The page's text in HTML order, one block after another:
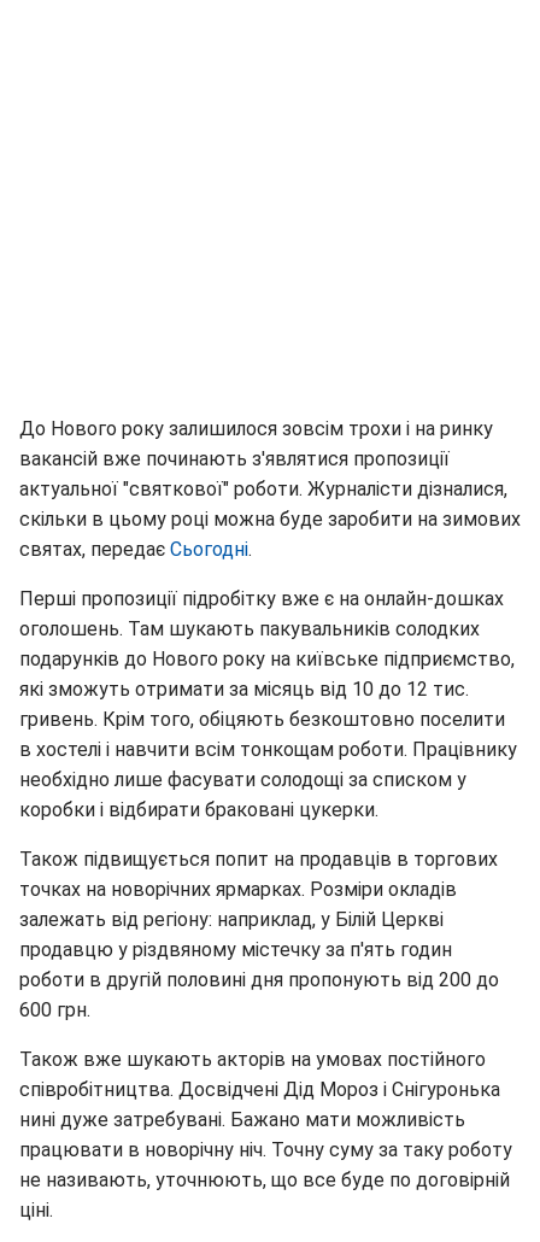
До Нового року залишилося зовсім трохи і на ринку
вакансій вже починають з'являтися пропозиції
актуальної "святкової" роботи. Журналісти дізналися,
скільки в цьому році можна буде заробити на зимових
святах, передає Сьогодні.
Перші пропозиції підробітку вже є на онлайн-дошках
оголошень. Там шукають пакувальників солодких
подарунків до Нового року на київське підприємство,
які зможуть отримати за місяць від 10 до 12 тис.
гривень. Крім того, обіцяють безкоштовно поселити
в хостелі і навчити всім тонкощам роботи. Працівнику
необхідно лише фасувати солодощі за списком у
коробки і відбирати браковані цукерки.
Також підвищується попит на продавців в торгових
точках на новорічних ярмарках. Розміри окладів
залежать від регіону: наприклад, у Білій Церкві
продавцю у різдвяному містечку за п'ять годин
роботи в другій половині дня пропонують від 200 до
600 грн.
Також вже шукають акторів на умовах постійного
співробітництва. Досвідчені Дід Мороз і Снігуронька
нині дуже затребувані. Бажано мати можливість
працювати в новорічну ніч. Точну суму за таку роботу
не називають, уточнюють, що все буде по договірній
ціні.